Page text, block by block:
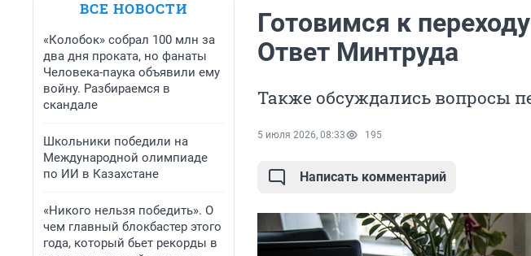
ВСЕ НОВОСТИ
«Колобок» собрал 100 млн за
два дня проката, но фанаты
Человека-паука объявили ему
войну. Разбираемся в
скандале
Школьники победили на
Международной олимпиаде
по ИИ в Казахстане
«Никого нельзя победить». О
чем главный блокбастер этого
года, который бьет рекорды в
Готовимся к
Ответ Минтруда
Также обсуждались вопросы
5 июля 2026, 08:33 195
Написать комментарий